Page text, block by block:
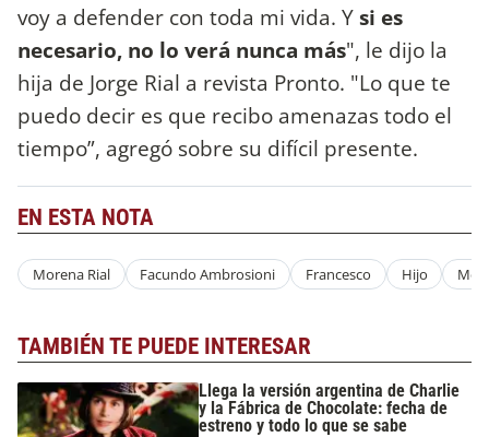
voy a defender con toda mi vida. Ysi es
necesario, no lo verá nunca más", le dijo la
hija de Jorge Rial a revista Pronto. "Lo que te
puedo decir es que recibo amenazas todo el
tiempo”, agregó sobre su difícil presente.
EN ESTA NOTA
Morena Rial Facundo Ambrosioni Francesco Hijo
TAMBIÉN TE PUEDE INTERESAR
Llega la versión argentina de Charlie
y la Fábrica de Chocolate: fecha de
estreno y todo lo que se sabe